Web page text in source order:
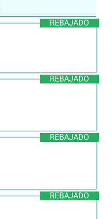
REBAJADO
REBAJADO
REBAJADO
REBAJADO